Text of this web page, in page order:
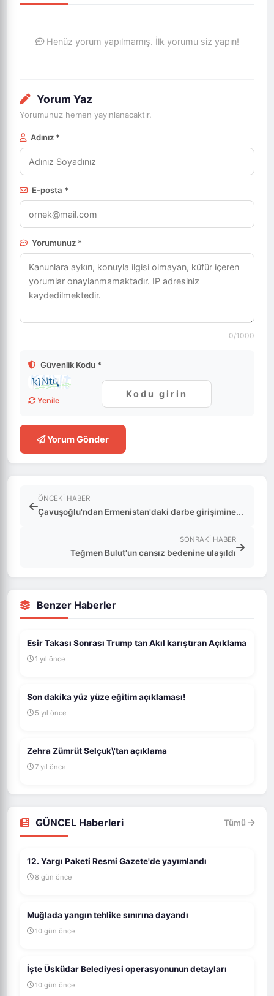
Henüz yorum yapılmamış. İlk yorumu siz yapın!
Yorum Yaz
Yorumunuz hemen yayınlanacaktır.
Adınız *
E-posta *
Yorumunuz *
0/1000
Güvenlik Kodu *
Yenile
Yorum Gönder
ÖNCEKI HABER
Çavuşoğlu'ndan Ermenistan'daki darbe girişimine...
SONRAKI HABER
Teğmen Bulut'un cansız bedenine ulaşıldı
Benzer Haberler
Esir Takası Sonrası Trump tan Akıl karıştıran Açıklama
1 yıl önce
Son dakika yüz yüze eğitim açıklaması!
5 yıl önce
Zehra Zümrüt Selçuk\'tan açıklama
7 yıl önce
GÜNCEL Haberleri Tümü
12. Yargı Paketi Resmi Gazete'de yayımlandı
8 gün önce
Muğlada yangın tehlike sınırına dayandı
10 gün önce
İşte Üsküdar Belediyesi operasyonunun detayları
10 gün önce